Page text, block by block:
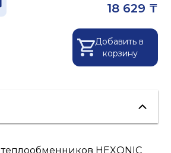
18 629 ₸
Добавить в
корзину
HEXONIC